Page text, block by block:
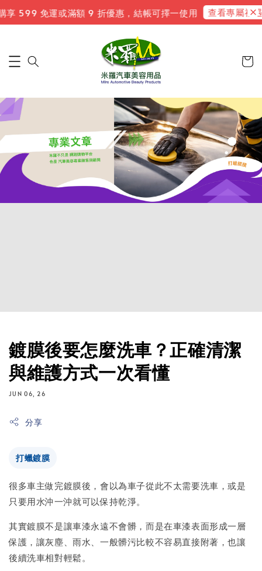
免運或滿額 9 折優惠，結帳可擇一使用 查看專屬禮遇 新
鍍膜後要怎麼洗車？正確清潔
與維護方式一次看懂
JUN 06, 26
分享
打蠟鍍膜
很多車主做完鍍膜後，會以為車子從此不太需要洗車，或是
只要用水沖一沖就可以保持乾淨。
其實鍍膜不是讓車漆永遠不會髒，而是在車漆表面形成一層
保護，讓灰塵、雨水、一般髒污比較不容易直接附著，也讓
後續洗車相對輕鬆。